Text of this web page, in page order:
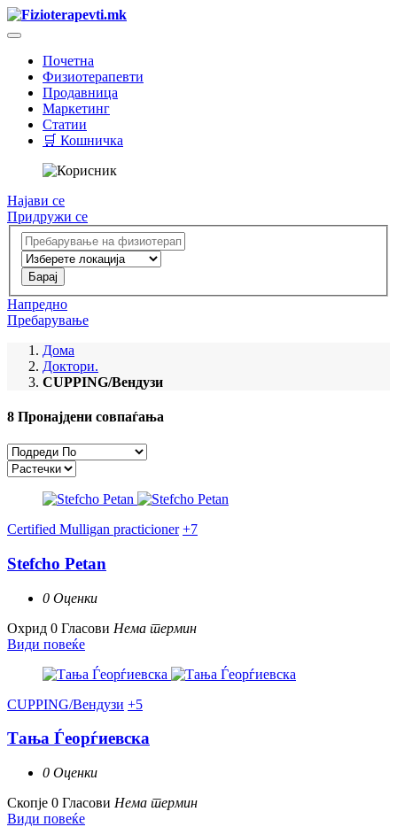
Почетна
Физиотерапевти
Продавница
Маркетинг
Статии
🛒 Кошничка
Најави се
Придружи се
Напредно
Пребарување
Дома
Доктори.
CUPPING/Вендузи
8 Пронајдени совпаѓања
Certified Mulligan practicioner +7
Stefcho Petan
0 Оценки
Охрид 0 Гласови Нема термин
Види повеќе
CUPPING/Вендузи +5
Тања Ѓеорѓиевска
0 Оценки
Скопје 0 Гласови Нема термин
Види повеќе